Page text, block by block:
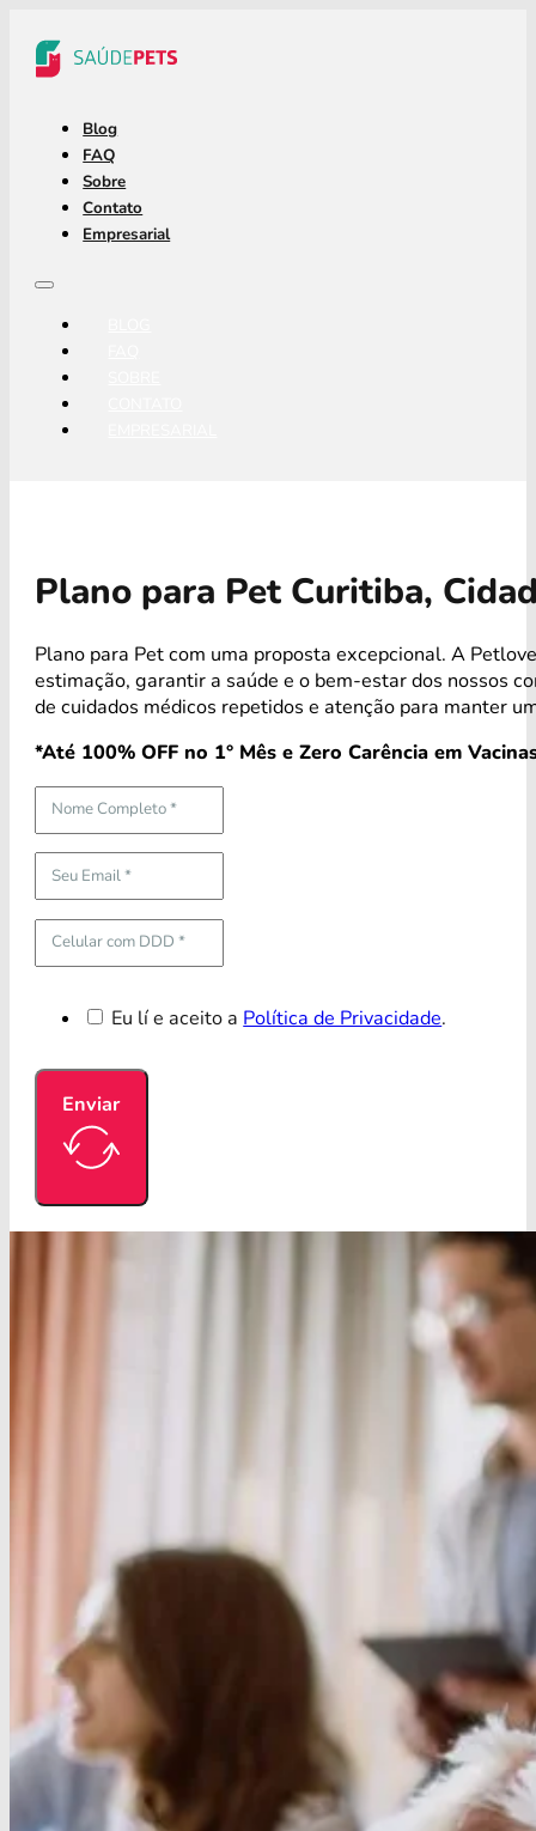
Blog
FAQ
Sobre
Contato
Empresarial
Plano para Pet Curitiba,
Plano para Pet com uma proposta excepcional. A
estimação, garantir a saúde e o bem-estar dos nossos
de cuidados médicos repetidos e atenção para manter
*Até 100% OFF no 1° Mês e Zero Carência em
Eu lí e aceito a Política de Privacidade.
Enviar